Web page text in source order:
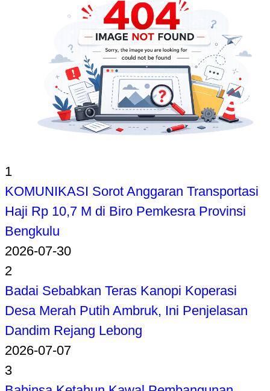
1
KOMUNIKASI Sorot Anggaran Transportasi
Haji Rp 10,7 M di Biro Pemkesra Provinsi
Bengkulu
2026-07-30
2
Badai Sebabkan Teras Kanopi Koperasi
Desa Merah Putih Ambruk, Ini Penjelasan
Dandim Rejang Lebong
2026-07-07
3